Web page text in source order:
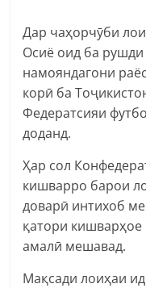
Дар чаҳорчӯби
Осиё оид ба
намояндагони
корӣ ба
Федератсияи
доданд.
Ҳар сол
кишварро барои
доварӣ интихоб
қатори
амалӣ мешавад.
Мақсади лоиҳаи